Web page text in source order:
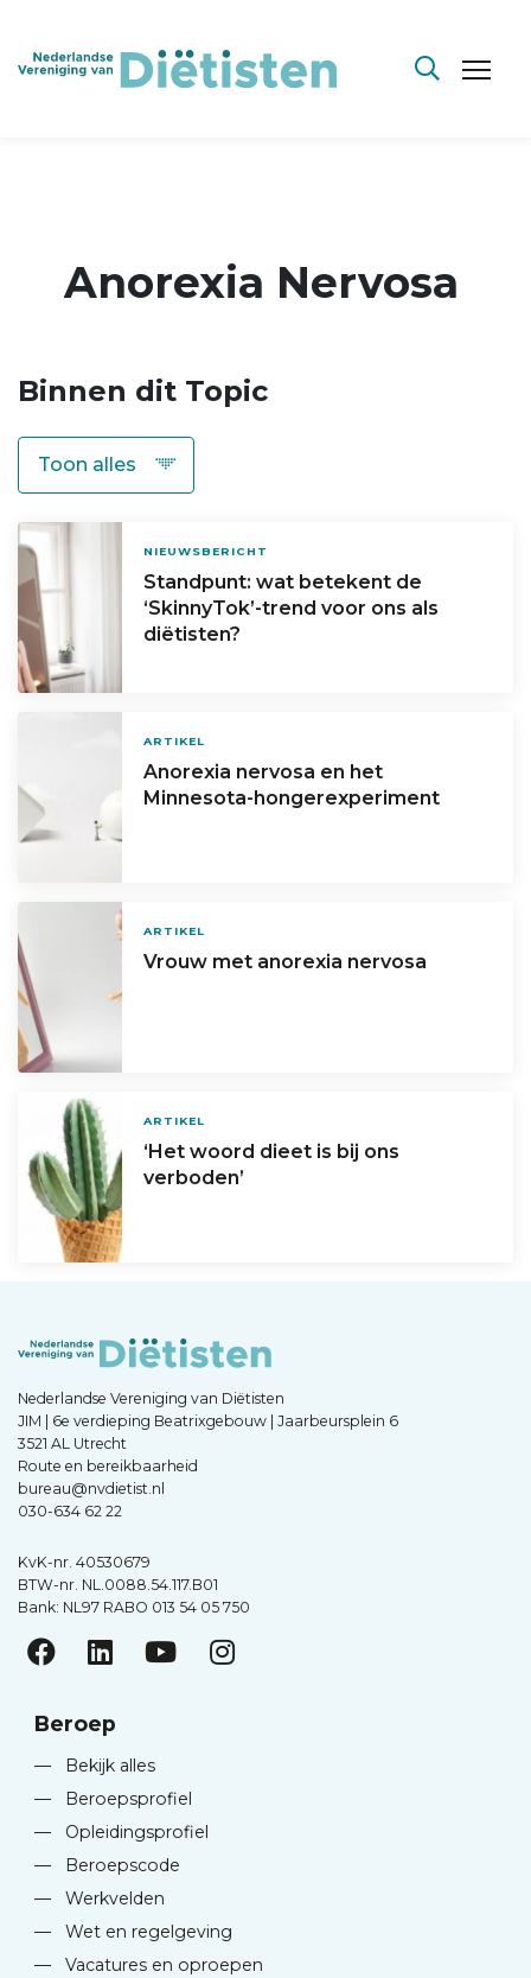
Anorexia Nervosa
Binnen dit Topic
NIEUWSBERICHT
Standpunt: wat betekent de
‘SkinnyTok’-trend voor ons als
diëtisten?
ARTIKEL
Anorexia nervosa en het
Minnesota-hongerexperiment
ARTIKEL
Vrouw met anorexia nervosa
ARTIKEL
‘Het woord dieet is bij ons
verboden’
Nederlandse Vereniging van Diëtisten
JIM | 6e verdieping Beatrixgebouw | Jaarbeursplein 6
3521 AL Utrecht
Route en bereikbaarheid
bureau@nvdietist.nl
030-634 62 22
KvK-nr. 40530679
BTW-nr. NL.0088.54.117.B01
Bank: NL97 RABO 013 54 05 750
Beroep
—
Bekijk alles
—
Beroepsprofiel
—
Opleidingsprofiel
—
Beroepscode
—
Werkvelden
—
Wet en regelgeving
—
Vacatures en oproepen